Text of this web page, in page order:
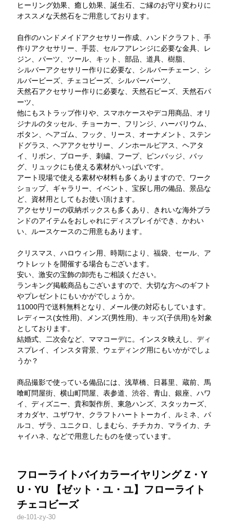
ヒーリング効果、癒し効果、誕生石、ご縁のお守り変わりに
オススメな天然石をご用意しております。
自作のハンドメイドアクセサリー作成、ハンドクラフト、手
作りアクセサリー、手芸、セルフアレンジに必要な金具、レ
ジン、パーツ、ツール、キット、部品、道具、樹脂、
シルバーアクセサリー作りに必要な、シルバーチェーン、シ
ルバービーズ、チェコビーズ、シルバーパーツ、
天然石アクセサリー作りに必要な、天然石ビーズ、天然石パ
ーツ、
他にもストラップ作りや、スマホケースやデコ用商品、オリ
ジナルのタッセル、チョーカー、フリンジ、ハーバリウム、
ボタン、ヘアゴム、フック、リース、オーナメント、ステン
ドグラス、ヘアアクセサリー、ノンホールピアス、ヘアタ
イ、リボン、ブローチ、刺繍、フープ、ピンバッジ、バッ
グ、リュックにも使える素材がいっぱいです。
アート現場で使える素材や材料も多くありますので、ワーク
ショップ、ギャラリー、イベント、宝探し用の備品、景品な
ど、資材用としてもお使い頂けます。
アクセサリーの収納ボックスも多くあり、きれいな海外ブラ
ンドのアイテムをおしゃれにディスプレイができ、かわい
い、ルースケースのご用意もあります。
クリスマス、ハロウィン用、時期により、福袋、セール、ア
ウトレットを開催する場合もございます。
安い、激安の宝飾の卸売もご相談ください。
ランキング掲載商品もございますので、大切な方へのギフト
やプレゼントにもいかがでしょうか。
11000円で送料無料となり、メール便の対応もしています。
レディース(女性用)、メンズ(男性用)、キッズ(子供用)を対象
としております。
結婚式、二次会など、ママコーデに。インスタ映えし、ディ
スプレイ、インスタ背景、ウェディング用にもいかがでしょ
うか？
商品撮影で使っている備品には、浅草橋、日暮里、蔵前、馬
喰町問屋街、横山町問屋、表参道、渋谷、青山、銀座、ハワ
イ、ディズニー、貴和製作所、東急ハンズ、スタッカーズ、
オカダヤ、ユザワヤ、クラフトハートトーカイ、ルミネ、パ
ルコ、ザラ、ユニクロ、しまむら、チチカカ、マライカ、チ
ャイハネ、などで用意したものを使っています。
フローライトバイカラーイヤリング Z・Y
U・YU 【ゼット・ユ・ユ】フローライト
チェコビーズ
de-101-zy-30